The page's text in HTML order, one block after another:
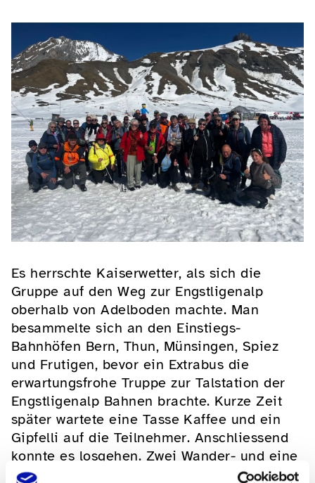
Es herrschte Kaiserwetter, als sich die
Gruppe auf den Weg zur Engstligenalp
oberhalb von Adelboden machte. Man
besammelte sich an den Einstiegs-
Bahnhöfen Bern, Thun, Münsingen, Spiez
und Frutigen, bevor ein Extrabus die
erwartungsfrohe Truppe zur Talstation der
Engstligenalp Bahnen brachte. Kurze Zeit
später wartete eine Tasse Kaffee und ein
Gipfelli auf die Teilnehmer. Anschliessend
konnte es losgehen. Zwei Wander- und eine
Schneeschuh-Gruppe machten sich unter